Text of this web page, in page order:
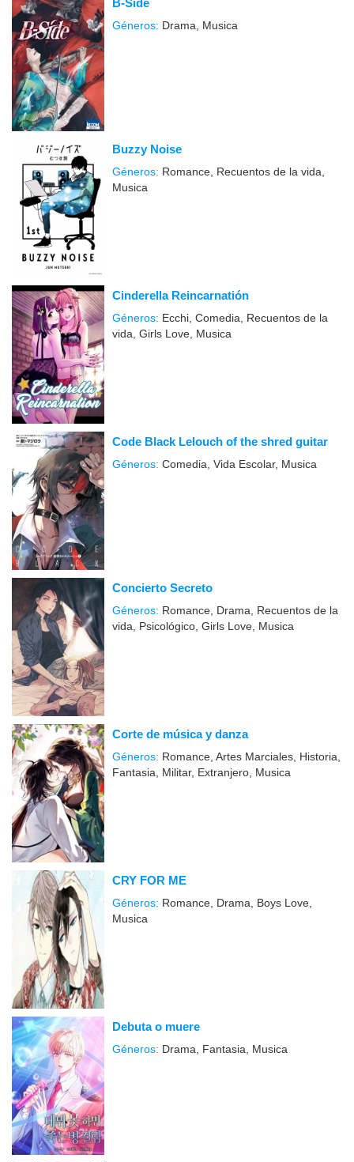
B-Side
Géneros: Drama, Musica
Buzzy Noise
Géneros: Romance, Recuentos de la vida,
Musica
Cinderella Reincarnatión
Géneros: Ecchi, Comedia, Recuentos de la
vida, Girls Love, Musica
Code Black Lelouch of the shred guitar
Géneros: Comedia, Vida Escolar, Musica
Concierto Secreto
Géneros: Romance, Drama, Recuentos de la
vida, Psicológico, Girls Love, Musica
Corte de música y danza
Géneros: Romance, Artes Marciales, Historia,
Fantasia, Militar, Extranjero, Musica
CRY FOR ME
Géneros: Romance, Drama, Boys Love,
Musica
Debuta o muere
Géneros: Drama, Fantasia, Musica